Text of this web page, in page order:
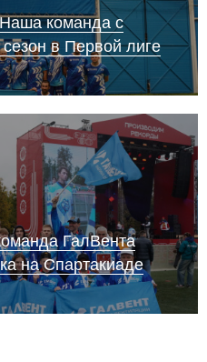
команда с
в Первой лиге
ГалВента
на Спартакиаде